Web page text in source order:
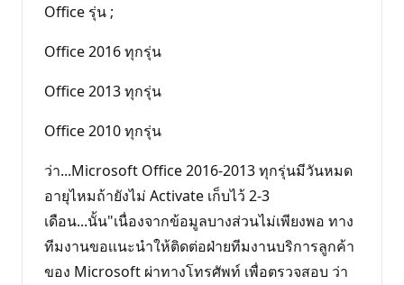
Office รุ่น ;
Office 2016 ทุกรุ่น
Office 2013 ทุกรุ่น
Office 2010 ทุกรุ่น
ว่า...Microsoft Office 2016-2013 ทุกรุ่นมีวันหมด
อายุไหมถ้ายังไม่ Activate เก็บไว้ 2-3
เดือน...นั้น"เนื่องจากข้อมูลบางส่วนไม่เพียงพอ ทาง
ทีมงานขอเเนะนำให้ติดต่อฝ่ายทีมงานบริการลูกค้า
ของ Microsoft ผ่าทางโทรศัพท์ เพื่อตรวจสอบ ว่า